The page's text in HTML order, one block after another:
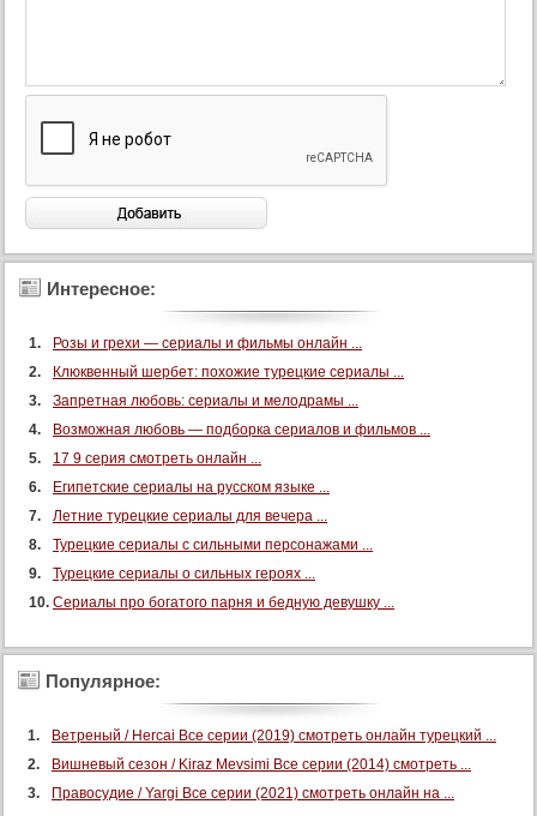
Интересное:
Розы и грехи — сериалы и фильмы онлайн ...
Клюквенный шербет: похожие турецкие сериалы ...
Запретная любовь: сериалы и мелодрамы ...
Возможная любовь — подборка сериалов и фильмов ...
17 9 серия смотреть онлайн ...
Египетские сериалы на русском языке ...
Летние турецкие сериалы для вечера ...
Турецкие сериалы с сильными персонажами ...
Турецкие сериалы о сильных героях ...
Сериалы про богатого парня и бедную девушку ...
Популярное:
Ветреный / Hercai Все серии (2019) смотреть онлайн турецкий ...
Вишневый сезон / Kiraz Mevsimi Все серии (2014) смотреть ...
Правосудие / Yargi Все серии (2021) смотреть онлайн на ...